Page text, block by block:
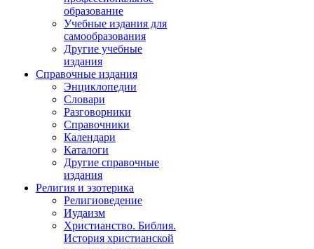
образование
Учебные издания для
самообразования
Другие учебные
издания
Справочные издания
Энциклопедии
Словари
Разговорники
Справочники
Календари
Каталоги
Другие справочные
издания
Религия и эзотерика
Религиоведение
Иудаизм
Христианство. Библия.
История христианской